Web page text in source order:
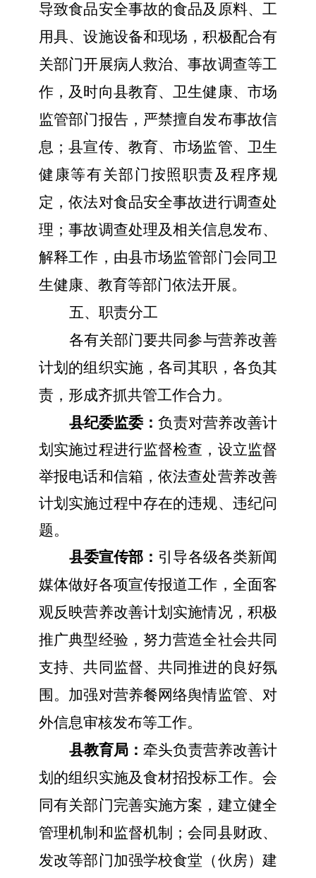
导致食品安全事故的食品及原料、工
用具、设施设备和现场，积极配合有
关部门开展病人救治、事故调查等工
作，及时向县教育、卫生健康、市场
监管部门报告， 严禁擅自发布事故信
息 ；县宣传、 教育、市场监管、 卫生
健康等有关部门按照职责及程序规
定，依法对食品安全事故进行调查处
理 ；事故调查处理及相关信息发布、
解释工作，由县市场监管部门会同卫
生健康、教育等部门依法开展。
五、职责分工
各有关部门要共同参与营养改善
计划的组织实施，各司其职，各负其
责，形成齐抓共管工作合力 。
县纪委监委：负责对营养改善计
划实施过程进行监督检查，设立监督
举报电话和信箱，依法查处营养改善
计划实施过程中存在的违规、违纪问
题。
县委宣传部： 引导各级各类新闻
媒体做好各项宣传报道工作，全面客
观反映营养改善计划实施情况，积极
推广典型经验，努力营造全社会共同
支持、共同监督、共同推进的良好氛
围。加强对营养餐网络舆情监管、对
外信息审核发布等工作。
县教育局：牵头负责营养改善计
划的组织实施及食材招投标工作。会
同有关部门完善实施方案，建立健全
管理机制和监督机制；会同县财政、
发改等部门加强学校食堂（伙房）建